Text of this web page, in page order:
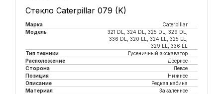
Стекло Caterpillar 079 (K)
Марка
Caterpillar
Модель
321 DL, 324 DL, 325 DL, 329 DL,
336 DL, 320 EL, 324 EL, 325 EL,
329 EL, 336 EL
Тип техники
Гусеничный экскаватор
Расположение
Дверное
Сторона
Левое
Позиция
Нижнее
Описание
Редкая кабина
Материал
Закаленное